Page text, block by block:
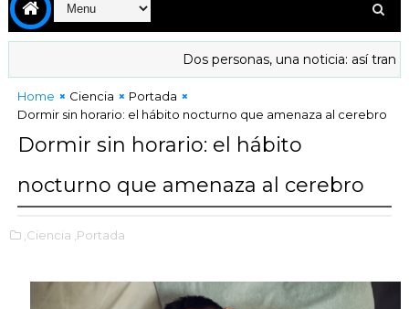
Dos personas, una noticia: así
tiempos de fractura social
Home Ciencia
Portada
Dormir sin horario: el hábito nocturno que amenaza al cerebro
Dormir sin horario: el hábito
nocturno que amenaza al cerebro
,Ciencia ,Portada